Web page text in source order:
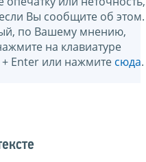
Вы сообщите об этом.
по Вашему мнению,
на клавиатуре
Enter или нажмите сюда.